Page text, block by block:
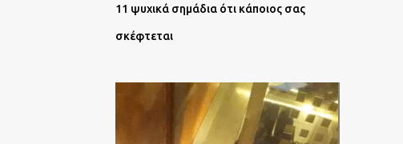
11 ψυχικά σημάδια ότι κάποιος σας
σκέφτεται